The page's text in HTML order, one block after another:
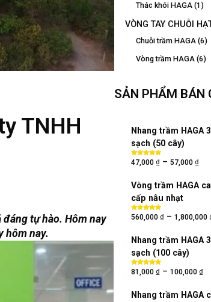
TNHH
tự hào. Hôm nay
hôm nay.
Thác khói HAGA (1)
VÒNG TAY CHUỖI
Chuỗi trầm HAGA (6)
Vòng trầm HAGA (6)
SẢN PHẨM BÁN
Nhang trầm HAGA 3
sạch (50 cây)
Được xếp
hạng 5.005
47,000 ₫– 57,000 ₫
Vòng trầm HAGA
cấp nâu nhạt
Được xếp
hạng5.005
560,000 ₫– 1,800,000
Nhang trầm HAGA 3
sạch (100 cây)
Được xếp
hạng 5.005
81,000 ₫– 100,000 ₫
Nhang trầm HAGA